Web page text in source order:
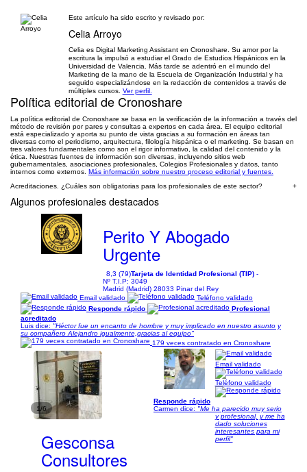
Este artículo ha sido escrito y revisado por:
Celia Arroyo
Celia es Digital Marketing Assistant en Cronoshare. Su amor por la
escritura la impulsó a estudiar el Grado de Estudios Hispánicos en la
Universidad de Valencia. Más tarde se adentró en el mundo del
Marketing de la mano de la Escuela de Organización Industrial y ha
seguido especializándose en la redacción de contenidos a través de
múltiples cursos. Ver perfil.
Política editorial de Cronoshare
La política editorial de Cronoshare se basa en la verificación de la información a través del
método de revisión por pares y consultas a expertos en cada área. El equipo editorial
está especializado y aporta su punto de vista gracias a su formación en áreas tan
diversas como el periodismo, arquitectura, filología hispánica o el marketing. Se basan en
tres valores fundamentales como son el rigor informativo, la calidad del contenido y la
ética. Nuestras fuentes de información son diversas, incluyendo sitios web
gubernamentales, asociaciones profesionales, Colegios Profesionales y datos, tanto
internos como externos. Más información sobre nuestro proceso editorial y fuentes.
Acreditaciones. ¿Cuáles son obligatorias para los profesionales de este sector?
+
Algunos profesionales destacados
Perito Y Abogado
Urgente
8,3 (79)Tarjeta de Identidad Profesional (TIP)-
Nº T.I.P: 3049
Madrid (Madrid) 28033 Pinar del Rey
Email validado
Teléfono validado
Responde rápido
Profesional
acreditado
Luis dice: "Héctor fue un encanto de hombre y muy implicado en nuestro asunto y
su compañero Alejandro igualmente,gracias al equipo"
179 veces contratado en Cronoshare
1/6
Gesconsa
Consultores
Email validado
Teléfono validado
Responde rápido
Carmen dice: "Me ha parecido muy serio
y profesional, y me ha
dado soluciones
interesantes para mi
perfil"